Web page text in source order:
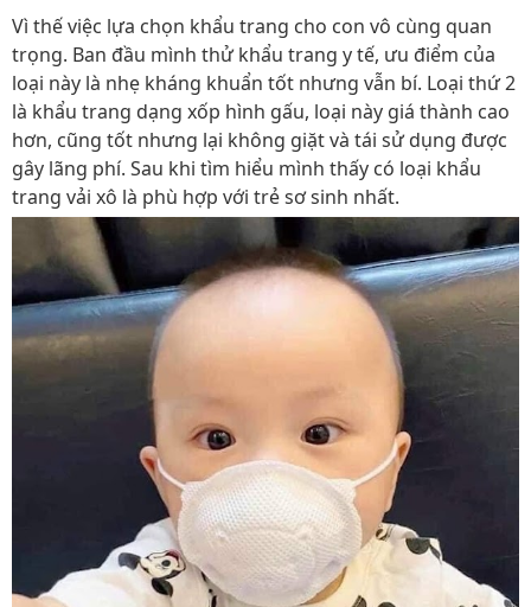
Vì thế việc lựa chọn khẩu trang cho con vô cùng quan
trọng. Ban đầu mình thử khẩu trang y tế, ưu điểm của
loại này là nhẹ kháng khuẩn tốt nhưng vẫn bí. Loại thứ 2
là khẩu trang dạng xốp hình gấu, loại này giá thành cao
hơn, cũng tốt nhưng lại không giặt và tái sử dụng được
gây lãng phí. Sau khi tìm hiểu mình thấy có loại khẩu
trang vải xô là phù hợp với trẻ sơ sinh nhất.